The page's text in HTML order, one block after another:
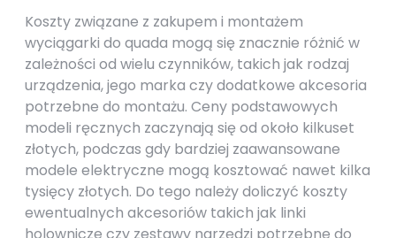
Koszty związane z zakupem i montażem
wyciągarki do quada mogą się znacznie różnić w
zależności od wielu czynników, takich jak rodzaj
urządzenia, jego marka czy dodatkowe akcesoria
potrzebne do montażu. Ceny podstawowych
modeli ręcznych zaczynają się od około kilkuset
złotych, podczas gdy bardziej zaawansowane
modele elektryczne mogą kosztować nawet kilka
tysięcy złotych. Do tego należy doliczyć koszty
ewentualnych akcesoriów takich jak linki